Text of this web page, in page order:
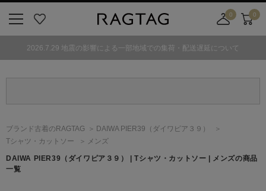
気
0
舗
カ
ト
0
2026.7.29 地震の影響による一部地域での集荷・配送遅延について
ブランド古着のRAGTAG DAIWA PIER39 （ダイワピア３９）
Tシャツ・カットソー
メンズ
DAIWA PIER39 （ダイワピア３９）
| Tシャツ・カットソー | メンズの商品
一覧